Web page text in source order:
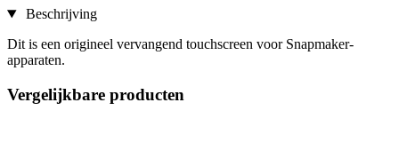
Beschrijving
Dit is een origineel vervangend touchscreen voor Snapmaker-
apparaten.
Vergelijkbare producten